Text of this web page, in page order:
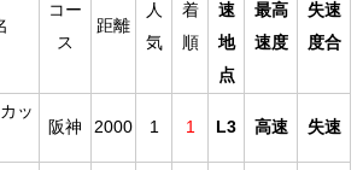
コー
ス
距離
人
気
着
順
速
地
点
最高
速度
失速
度合
ッ
阪神 2000 1 1 L3 高速 失速